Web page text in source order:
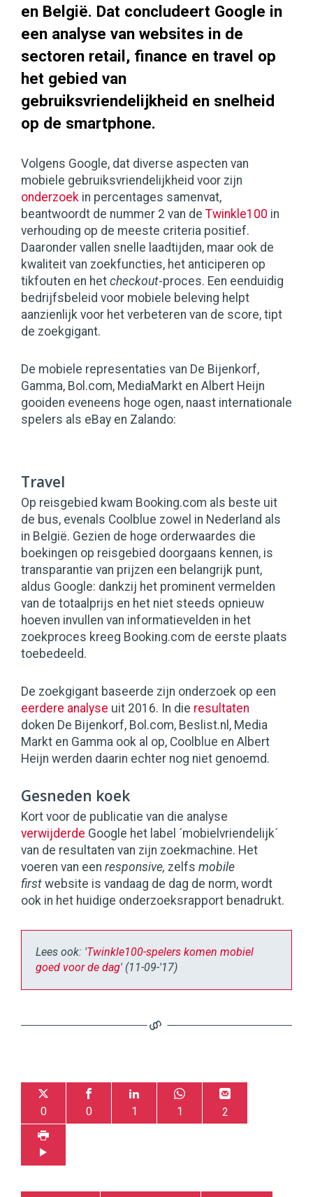
en België. Dat concludeert Google in
een analyse van websites in de
sectoren retail, finance en travel op
het gebied van
gebruiksvriendelijkheid en snelheid
op de smartphone.
Volgens Google, dat diverse aspecten van
mobiele gebruiksvriendelijkheid voor zijn
onderzoek in percentages samenvat,
beantwoordt de nummer 2 van de Twinkle100 in
verhouding op de meeste criteria positief.
Daaronder vallen snelle laadtijden, maar ook de
kwaliteit van zoekfuncties, het anticiperen op
tikfouten en het checkout-proces. Een eenduidig
bedrijfsbeleid voor mobiele beleving helpt
aanzienlijk voor het verbeteren van de score, tipt
de zoekgigant.
De mobiele representaties van De Bijenkorf,
Gamma, Bol.com, MediaMarkt en Albert Heijn
gooiden eveneens hoge ogen, naast internationale
spelers als eBay en Zalando:
Travel
Op reisgebied kwam Booking.com als beste uit
de bus, evenals Coolblue zowel in Nederland als
in België. Gezien de hoge orderwaardes die
boekingen op reisgebied doorgaans kennen, is
transparantie van prijzen een belangrijk punt,
aldus Google: dankzij het prominent vermelden
van de totaalprijs en het niet steeds opnieuw
hoeven invullen van informatievelden in het
zoekproces kreeg Booking.com de eerste plaats
toebedeeld.
De zoekgigant baseerde zijn onderzoek op een
eerdere analyse uit 2016. In die resultaten
doken De Bijenkorf, Bol.com, Beslist.nl, Media
Markt en Gamma ook al op, Coolblue en Albert
Heijn werden daarin echter nog niet genoemd.
Gesneden koek
Kort voor de publicatie van die analyse
verwijderde Google het label ´mobielvriendelijk´
van de resultaten van zijn zoekmachine. Het
voeren van een responsive, zelfs mobile
first website is vandaag de dag de norm, wordt
ook in het huidige onderzoeksrapport benadrukt.
Lees ook: 'Twinkle100-spelers komen mobiel
goed voor de dag' (11-09-'17)
0 0 1 1 2